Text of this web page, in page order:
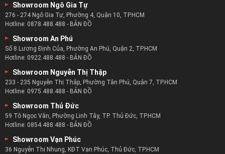
Showroom Ngô Gia Tự
276 - 274 Ngô Gia Tự, Phường 4, Quận 10, TP.HCM
Hotline: 0878.488.488 - BẢN ĐỒ
Showroom An Phú
Số 8 Lương Định Của, Phường An Phú, Quận 2, TP.HCM
Hotline: 0922.488.488 - BẢN ĐỒ
Showroom Nguyễn Thị Thập
233 - 235 Nguyễn Thị Thập, Phường Tân Phú, Quận 7, TP.HCM
Hotline: 0975.488.488 - BẢN ĐỒ
Showroom Thủ Đức
59 Tô Ngọc Vân, Phường Linh Tây, TP. Thủ Đức, TP.HCM
Hotline: 0854.488.488 - BẢN ĐỒ
Showroom Vạn Phúc
36 Nguyễn Thị Nhung, KĐT Vạn Phúc, Thủ Đức, TP.HCM